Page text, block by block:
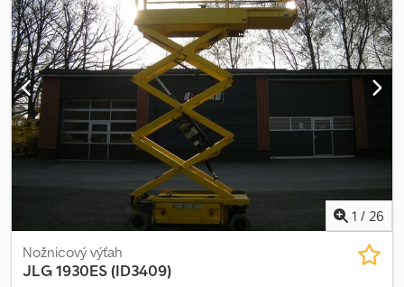
1 / 26
Nožnicový výťah
JLG1930ES (ID3409)